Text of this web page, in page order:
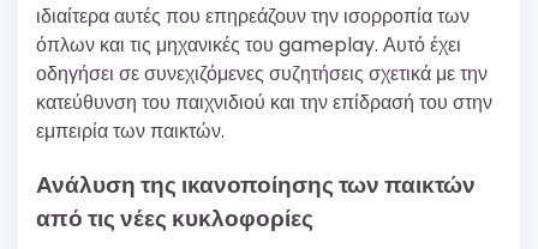
ιδιαίτερα αυτές που επηρεάζουν την ισορροπία των
όπλων και τις μηχανικές του gameplay. Αυτό έχει
οδηγήσει σε συνεχιζόμενες συζητήσεις σχετικά με την
κατεύθυνση του παιχνιδιού και την επίδρασή του στην
εμπειρία των παικτών.
Ανάλυση της ικανοποίησης των παικτών
από τις νέες κυκλοφορίες